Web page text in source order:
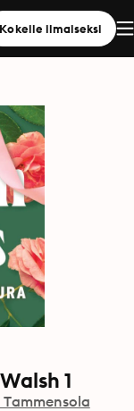
Kokeile ilmaiseksi
1